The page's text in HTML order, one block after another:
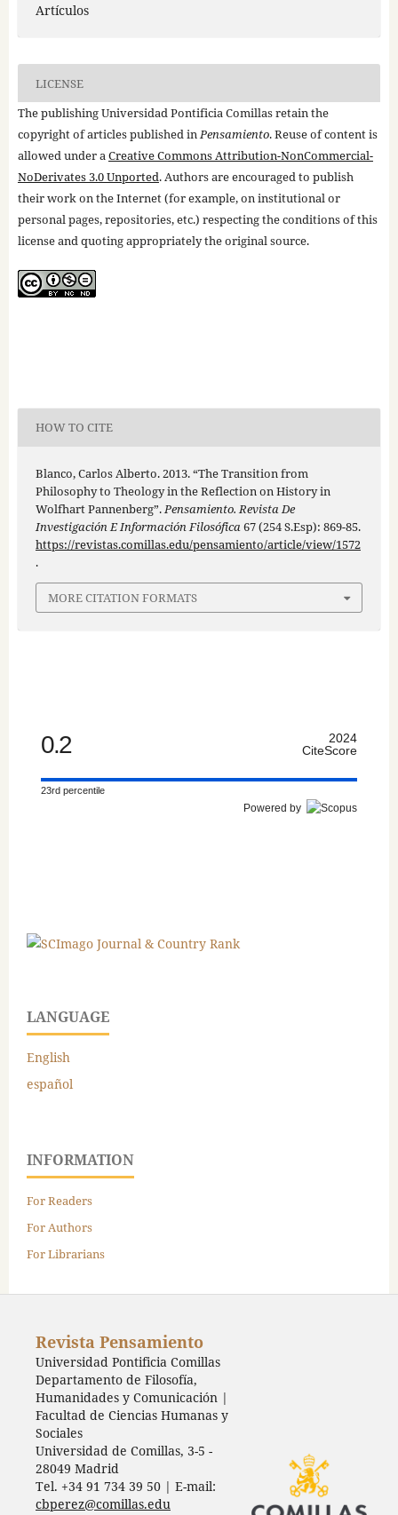
Artículos
LICENSE
The publishing Universidad Pontificia Comillas retain the
copyright of articles published inPensamiento. Reuse of content is
allowed under aCreative Commons Attribution-NonCommercial-
NoDerivates 3.0 Unported. Authors are encouraged to publish
their work on the Internet (for example, on institutional or
personal pages, repositories, etc.) respecting the conditions of this
license and quoting appropriately the original source.
HOW TO CITE
Blanco, Carlos Alberto. 2013. “The Transition from
Philosophy to Theology in the Reflection on History in
Wolfhart Pannenberg”. Pensamiento. Revista De
Investigación E Información Filosófica 67 (254 S.Esp): 869-85.
https://revistas.comillas.edu/pensamiento/article/view/1572
.
MORE CITATION FORMATS
0.2
2024
CiteScore
23rd percentile
Powered by
LANGUAGE
English
español
INFORMATION
For Readers
For Authors
For Librarians
Revista Pensamiento
Universidad Pontificia Comillas
Departamento de Filosofía,
Humanidades y Comunicación |
Facultad de Ciencias Humanas y
Sociales
Universidad de Comillas, 3-5 -
28049 Madrid
Tel. +34 91 734 39 50 | E-mail:
cbperez@comillas.edu